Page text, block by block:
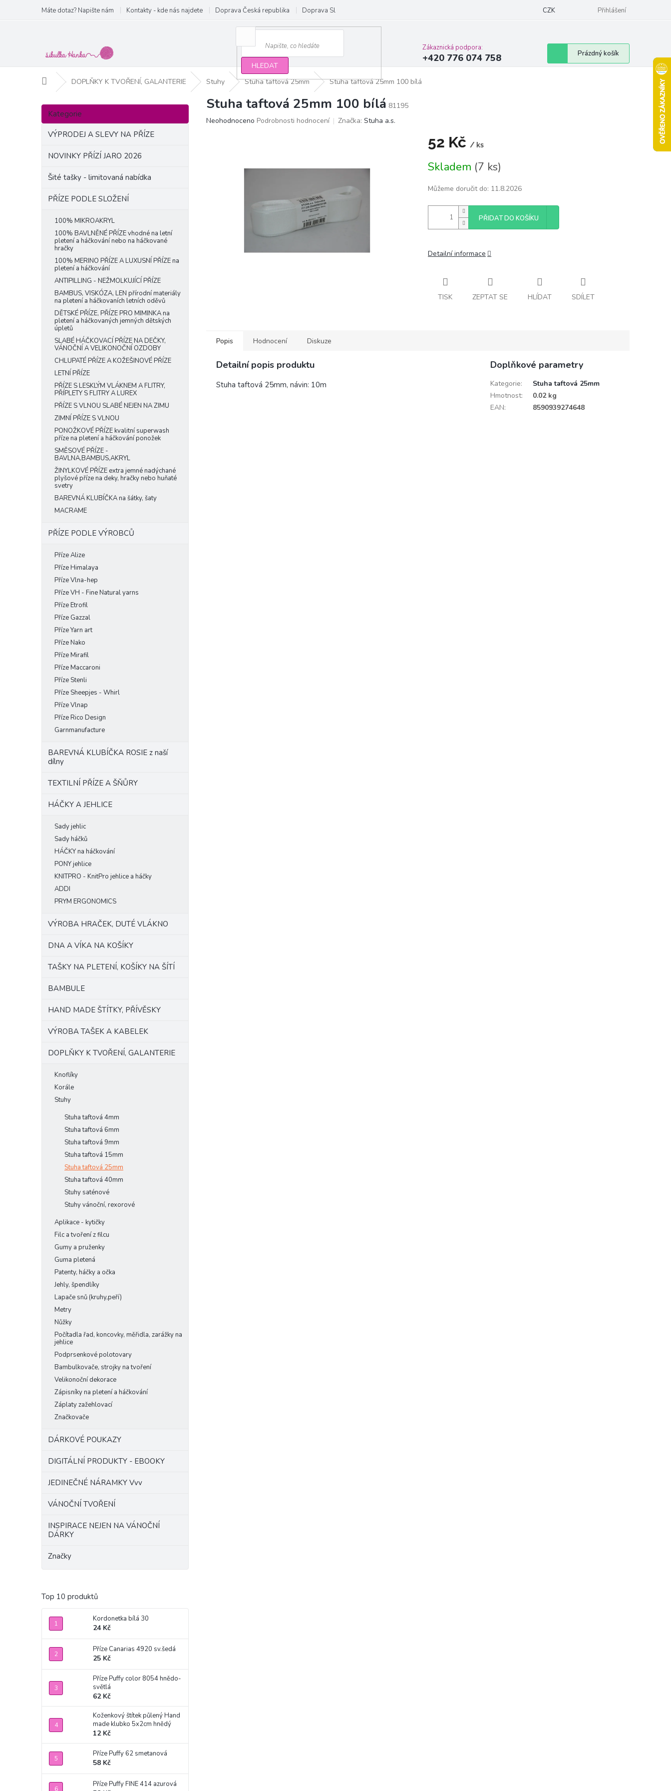
obsah
Máte dotaz? Napište nám Kontakty - kde nás najdete Doprava Česká republika Doprava Slovensko a EU Podmínky ochrany osobních údajů Moje objednávka
CZK Přihlášení
HLEDAT
Zákaznická podpora:
+420 776 074 758
Nákupní
košík
Prázdný košík
Domů DOPLŇKY K TVOŘENÍ, GALANTERIE Stuhy Stuha taftová 25mm Stuha taftová 25mm 100 bílá
P
s
Přeskočit
kategorie
Kategorie
VÝPRODEJ A SLEVY NA PŘÍZE
NOVINKY PŘÍZÍ JARO 2026
Šité tašky - limitovaná nabídka
PŘÍZE PODLE SLOŽENÍ
100% MIKROAKRYL
100% BAVLNĚNÉ PŘÍZE vhodné na letní
pletení a háčkování nebo na háčkované
hračky
100% MERINO PŘÍZE A LUXUSNÍ PŘÍZE na
pletení a háčkování
ANTIPILLING - NEŽMOLKUJÍCÍ PŘÍZE
BAMBUS, VISKÓZA, LEN přírodní materiály
na pletení a háčkovaních letních oděvů
DĚTSKÉ PŘÍZE, PŘÍZE PRO MIMINKA na
pletení a háčkovaných jemných dětských
úpletů
SLABÉ HÁČKOVACÍ PŘÍZE NA DEČKY,
VÁNOČNÍ A VELIKONOČNÍ OZDOBY
CHLUPATÉ PŘÍZE A KOŽEŠINOVÉ PŘÍZE
LETNÍ PŘÍZE
PŘÍZE S LESKLÝM VLÁKNEM A FLITRY,
PŘÍPLETY S FLITRY A LUREX
PŘÍZE S VLNOU SLABÉ NEJEN NA ZIMU
ZIMNÍ PŘÍZE S VLNOU
PONOŽKOVÉ PŘÍZE kvalitní superwash
příze na pletení a háčkování ponožek
SMĚSOVÉ PŘÍZE -
BAVLNA,BAMBUS,AKRYL
ŽINYLKOVÉ PŘÍZE extra jemné nadýchané
plyšové příze na deky, hračky nebo huňaté
svetry
BAREVNÁ KLUBÍČKA na šátky, šaty
MACRAME
PŘÍZE PODLE VÝROBCŮ
Příze Alize
Příze Himalaya
Příze Vlna-hep
Příze VH - Fine Natural yarns
Příze Etrofil
Příze Gazzal
Příze Yarn art
Příze Nako
Příze Mirafil
Příze Maccaroni
Příze Stenli
Příze Sheepjes - Whirl
Příze Vlnap
Příze Rico Design
Garnmanufacture
BAREVNÁ KLUBÍČKA ROSIE z naší
dílny
TEXTILNÍ PŘÍZE A ŠŇŮRY
HÁČKY A JEHLICE
Sady jehlic
Sady háčků
HÁČKY na háčkování
PONY jehlice
KNITPRO - KnitPro jehlice a háčky
ADDI
PRYM ERGONOMICS
VÝROBA HRAČEK, DUTÉ VLÁKNO
DNA A VÍKA NA KOŠÍKY
TAŠKY NA PLETENÍ, KOŠÍKY NA ŠÍTÍ
BAMBULE
HAND MADE ŠTÍTKY, PŘÍVĚSKY
VÝROBA TAŠEK A KABELEK
DOPLŇKY K TVOŘENÍ, GALANTERIE
Knoflíky
Korále
Stuhy
Stuha taftová 4mm
Stuha taftová 6mm
Stuha taftová 9mm
Stuha taftová 15mm
Stuha taftová 25mm
Stuha taftová 40mm
Stuhy saténové
Stuhy vánoční, rexorové
Aplikace - kytičky
Filc a tvoření z filcu
Gumy a pruženky
Guma pletená
Patenty, háčky a očka
Jehly, špendlíky
Lapače snů (kruhy,peří)
Metry
Nůžky
Počítadla řad, koncovky, měřidla, zarážky na
jehlice
Podprsenkové polotovary
Bambulkovače, strojky na tvoření
Velikonoční dekorace
Zápisníky na pletení a háčkování
Záplaty zažehlovací
Značkovače
DÁRKOVÉ POUKAZY
DIGITÁLNÍ PRODUKTY - EBOOKY
JEDINEČNÉ NÁRAMKY Vvv
VÁNOČNÍ TVOŘENÍ
INSPIRACE NEJEN NA VÁNOČNÍ
DÁRKY
Značky
Top 10 produktů
Kordonetka bílá 30
24 Kč
Příze Canarias 4920 sv.šedá
25 Kč
Příze Puffy color 8054 hnědo-
světlá
62 Kč
Koženkový štítek půlený Hand
made klubko 5x2cm hnědý
12 Kč
Příze Puffy 62 smetanová
58 Kč
Příze Puffy FINE 414 azurová
Stuha taftová 25mm 100 bílá 81195
Průměrné
Neohodnoceno Podrobnosti hodnocení Značka: Stuha a.s.
52 Kč / ks
cena:
Skladem (7 ks)
Můžeme doručit do: 11.8.2026
PŘIDAT DO KOŠÍKU
Detailní informace
TISK ZEPTAT SE HLÍDAT SDÍLET
Popis Hodnocení Diskuze
Detailní popis produktu
Stuha taftová 25mm, návin: 10m
Doplňkové parametry
Kategorie:
Stuha taftová 25mm
Hmotnost:
0.02 kg
EAN: 8590939274648